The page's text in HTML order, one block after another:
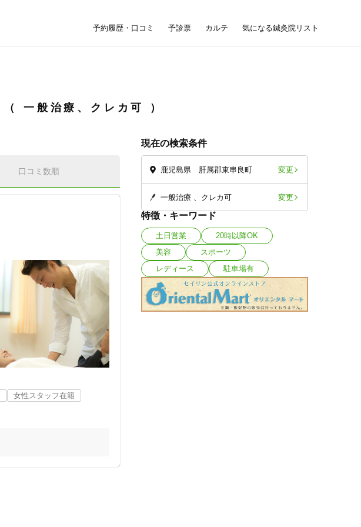
予約履歴・口コミ 予診票 カルテ 気になる鍼灸院リスト
一般治療、クレカ可
現在の検索条件
鹿児島県 肝属郡東串良町 変更
一般治療 クレカ可 変更
特徴・キーワード
土日営業
20時以降OK
美容
スポーツ
レディース
駐車場有
口コミ数順
女性スタッフ在籍